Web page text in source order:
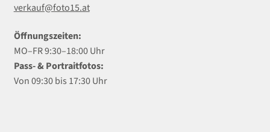
verkauf@foto15.at
Öffnungszeiten:
MO–FR 9:30–18:00 Uhr
Pass- & Portraitfotos:
Von 09:30 bis 17:30 Uhr